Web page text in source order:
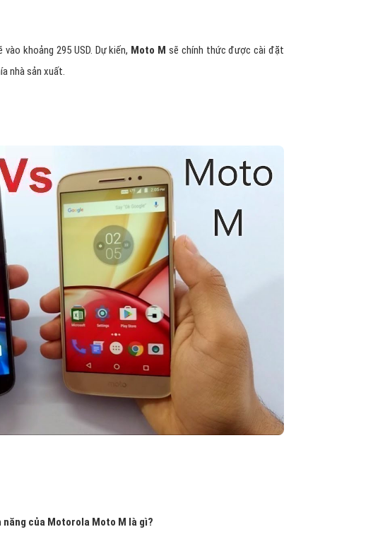
khoảng 295 USD. Dự kiến, Moto M sẽ chính thức được cài đặt
nhà sản xuất.
năng của Motorola Moto M là gì?